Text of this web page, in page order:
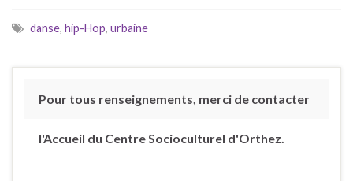
danse, hip-Hop, urbaine
Pour tous renseignements, merci de contacter
l'Accueil du Centre Socioculturel d'Orthez.